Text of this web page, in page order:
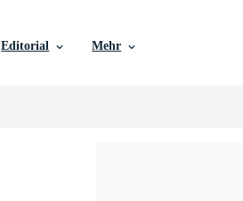
Editorial Mehr